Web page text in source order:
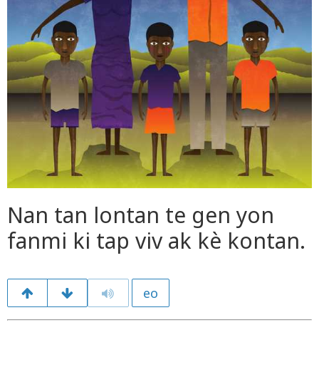
Nan tan lontan te gen yon
fanmi ki tap viv ak kè kontan.
eo